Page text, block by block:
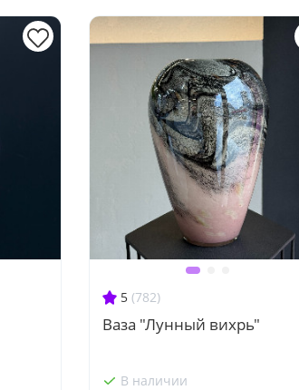
5 (782)
Ваза "Лунный вихрь"
В наличии